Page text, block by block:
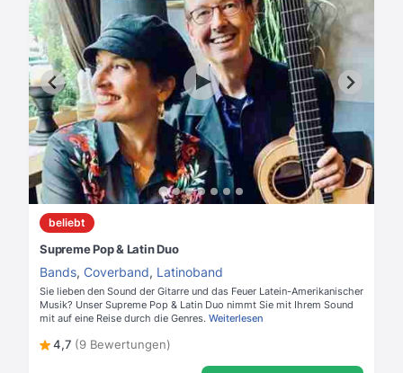
beliebt
Supreme Pop & Latin Duo
Bands, Coverband, Latinoband
Sie lieben den Sound der Gitarre und das Feuer Latein-Amerikanischer
Musik? Unser Supreme Pop & Latin Duo nimmt Sie mit Ihrem Sound
mit auf eine Reise durch die Genres. Weiterlesen
4,7 (9 Bewertungen)